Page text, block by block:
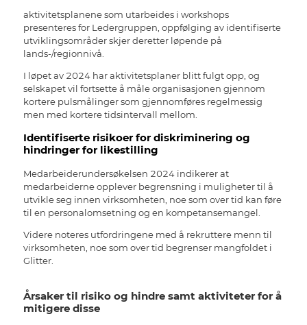
aktivitetsplanene som utarbeides i workshops
presenteres for Ledergruppen, oppfølging av identifiserte
utviklingsområder skjer deretter løpende på
lands-/regionnivå.
I løpet av 2024 har aktivitetsplaner blitt fulgt opp, og
selskapet vil fortsette å måle organisasjonen gjennom
kortere pulsmålinger som gjennomføres regelmessig
men med kortere tidsintervall mellom.
Identifiserte risikoer for diskriminering og
hindringer for likestilling
Medarbeiderundersøkelsen 2024 indikerer at
medarbeiderne opplever begrensning i muligheter til å
utvikle seg innen virksomheten, noe som over tid kan føre
til en personalomsetning og en kompetansemangel.
Videre noteres utfordringene med å rekruttere menn til
virksomheten, noe som over tid begrenser mangfoldet i
Glitter.
Årsaker til risiko og hindre samt aktiviteter for å
mitigere disse